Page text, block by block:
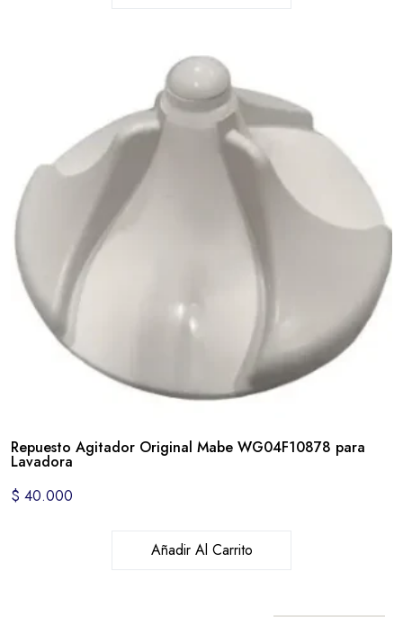
Repuesto Agitador Original Mabe WG04F10878 para
Lavadora
$ 40.000
Añadir Al Carrito